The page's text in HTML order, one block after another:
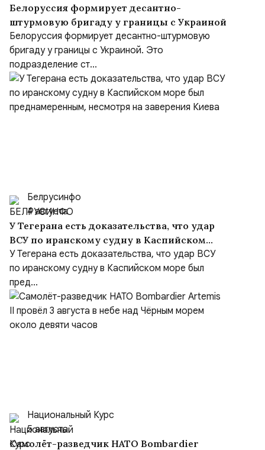
Белоруссия формирует десантно-
штурмовую бригаду у границы с Украиной
Белоруссия формирует десантно-штурмовую
бригаду у границы с Украиной. Это
подразделение ст...
Белрусинфо
4 августа
У Тегерана есть доказательства, что удар
ВСУ по иранскому судну в Каспийском
море был преднамеренным, несмотря на
заверения Киева
У Тегерана есть доказательства, что удар ВСУ
по иранскому судну в Каспийском море был
пред...
Национальный Курс
5 августа
Самолёт-разведчик НАТО Bombardier